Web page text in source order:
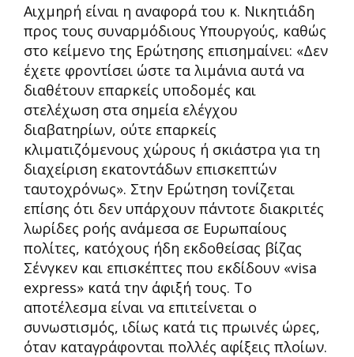
Αιχμηρή είναι η αναφορά του κ. Νικητιάδη
προς τους συναρμόδιους Υπουργούς, καθώς
στο κείμενο της Ερώτησης επισημαίνει: «Δεν
έχετε φροντίσει ώστε τα λιμάνια αυτά να
διαθέτουν επαρκείς υποδομές και
στελέχωση στα σημεία ελέγχου
διαβατηρίων, ούτε επαρκείς
κλιματιζόμενους χώρους ή σκιάστρα για τη
διαχείριση εκατοντάδων επισκεπτών
ταυτοχρόνως». Στην Ερώτηση τονίζεται
επίσης ότι δεν υπάρχουν πάντοτε διακριτές
λωρίδες ροής ανάμεσα σε Ευρωπαίους
πολίτες, κατόχους ήδη εκδοθείσας βίζας
Σένγκεν και επισκέπτες που εκδίδουν «visa
express» κατά την άφιξή τους. Το
αποτέλεσμα είναι να επιτείνεται ο
συνωστισμός, ιδίως κατά τις πρωινές ώρες,
όταν καταγράφονται πολλές αφίξεις πλοίων.